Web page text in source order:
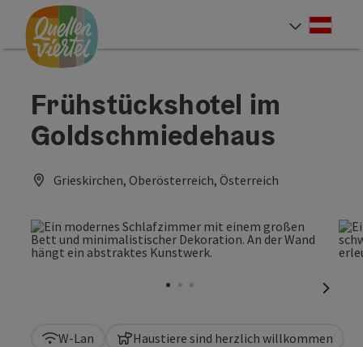
Zum Inhalt
Zur Navigation
Zum Seitenanfang
Frühstückshotel im
Goldschmiedehaus
Grieskirchen, Oberösterreich, Österreich
W-Lan Haustiere sind herzlich willkommen